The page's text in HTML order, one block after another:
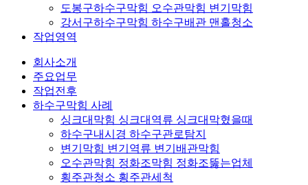
도봉구하수구막힘 오수관막힘 변기막힘
강서구하수구막힘 하수구배관 맨홀청소
작업영역
회사소개
주요업무
작업전후
하수구막힘 사례
싱크대막힘 싱크대역류 싱크대막혔을때
하수구내시경 하수구관로탐지
변기막힘 변기역류 변기배관막힘
오수관막힘 정화조막힘 정화조뚫는업체
횡주관청소 횡주관세척